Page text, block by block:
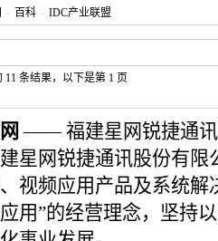
- 百科 - IDC产业联盟
11 条结果，以下是第 1 页
—— 福建星网锐捷通讯
星网锐捷通讯股份有
视频应用产品及系统解
用”的经营理念，坚持